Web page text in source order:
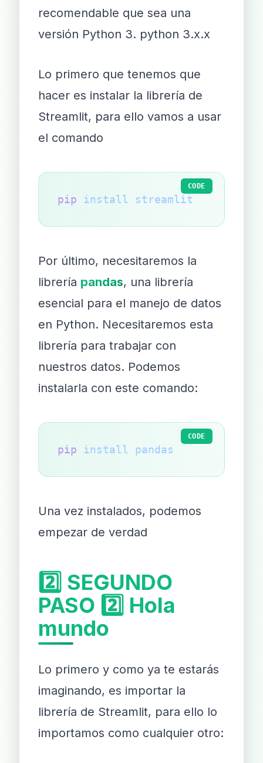
recomendable que sea una
versión Python 3. python 3.x.x
Lo primero que tenemos que
hacer es instalar la librería de
Streamlit, para ello vamos a usar
el comando
pip install streamlit
CODE
Por último, necesitaremos la
librería pandas, una librería
esencial para el manejo de datos
en Python. Necesitaremos esta
librería para trabajar con
nuestros datos. Podemos
instalarla con este comando:
pip install pandas
CODE
Una vez instalados, podemos
empezar de verdad
2️⃣ SEGUNDO
PASO 2️⃣ Hola
mundo
Lo primero y como ya te estarás
imaginando, es importar la
librería de Streamlit, para ello lo
importamos como cualquier otro: